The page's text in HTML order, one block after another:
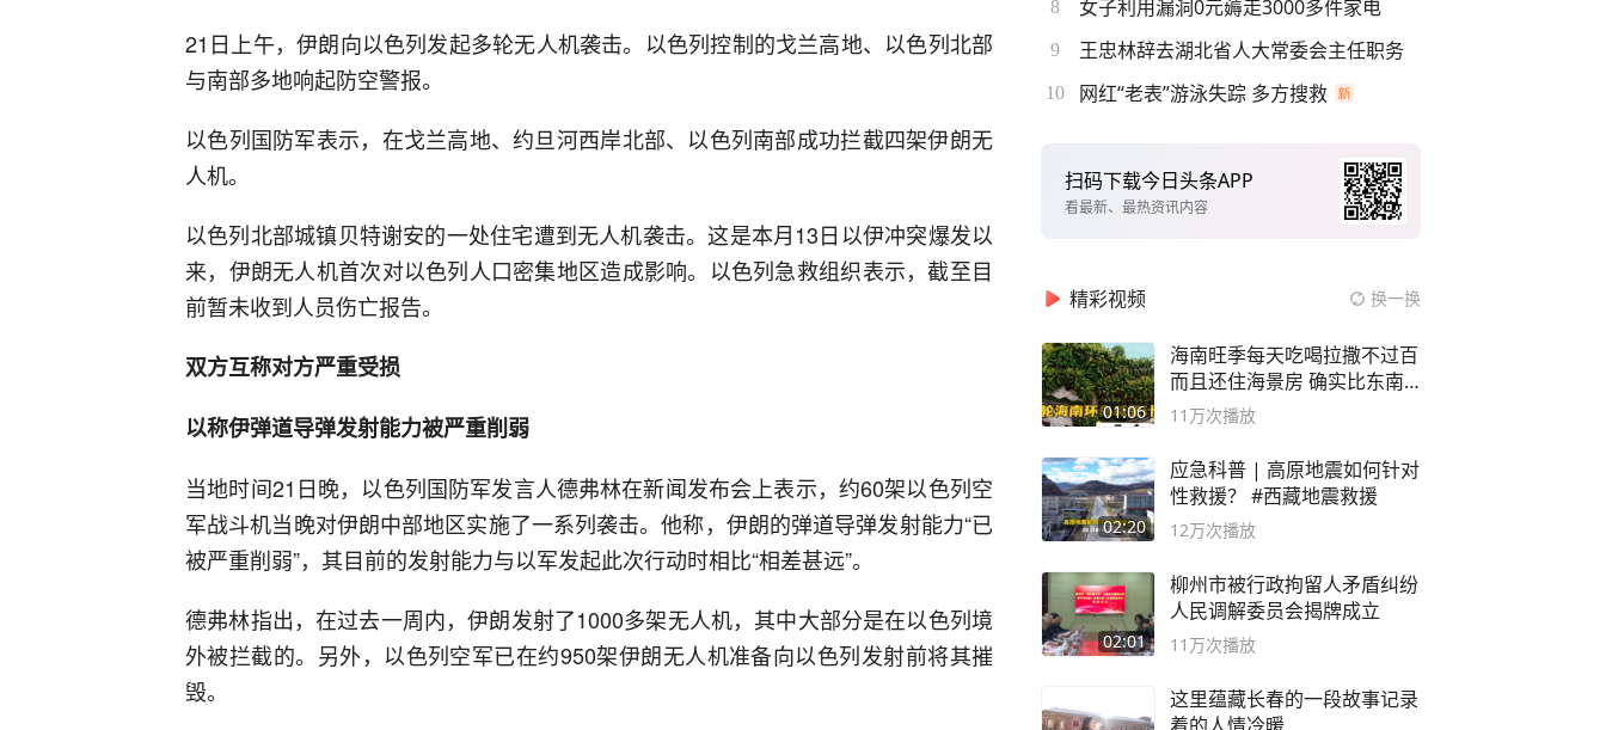
21日上午，伊朗向以色列发起多轮无人机袭击。以色列控制的戈兰高地、以色列北部
与南部多地响起防空警报。
以色列国防军表示，在戈兰高地、约旦河西岸北部、以色列南部成功拦截四架伊朗无
人机。
以色列北部城镇贝特谢安的一处住宅遭到无人机袭击。这是本月13日以伊冲突爆发以
来，伊朗无人机首次对以色列人口密集地区造成影响。以色列急救组织表示，截至目
前暂未收到人员伤亡报告。
双方互称对方严重受损
以称伊弹道导弹发射能力被严重削弱
当地时间21日晚，以色列国防军发言人德弗林在新闻发布会上表示，约60架以色列空
军战斗机当晚对伊朗中部地区实施了一系列袭击。他称，伊朗的弹道导弹发射能力“已
被严重削弱”，其目前的发射能力与以军发起此次行动时相比“相差甚远”。
德弗林指出，在过去一周内，伊朗发射了1000多架无人机，其中大部分是在以色列境
外被拦截的。另外，以色列空军已在约950架伊朗无人机准备向以色列发射前将其摧
毁。
8 女子利用漏洞0元薅走3000多件家电
9 王忠林辞去湖北省人大常委会主任职务
10 网红“老表”游泳失踪 多方搜救
扫码下载今日头条APP
看最新、最热资讯内容
精彩视频 换一换
01:06
海南旺季每天吃喝拉撒不过百
而且还住海景房 确实比东南
亚合适
11万次播放
02:20
应急科普 | 高原地震如何针对
性救援？ #西藏地震救援
12万次播放
02:01
柳州市被行政拘留人矛盾纠纷
人民调解委员会揭牌成立
11万次播放
这里蕴藏长春的一段故事记录